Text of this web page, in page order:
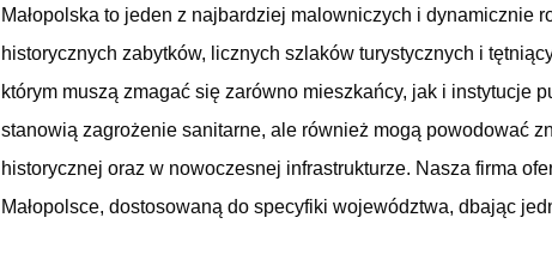
Małopolska to jeden z najbardziej malowniczych i dynamicznie
historycznych zabytków, licznych szlaków turystycznych i
którym muszą zmagać się zarówno mieszkańcy, jak i instytucje
stanowią zagrożenie sanitarne, ale również mogą powodować
historycznej oraz w nowoczesnej infrastrukturze. Nasza firma
Małopolsce, dostosowaną do specyfiki województwa, dbając